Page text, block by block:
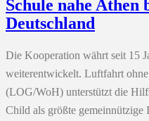
Schule nahe Athen
Deutschland
Die Kooperation währt seit 15
weiterentwickelt. Luftfahrt
(LOG/WoH) unterstützt die
Child als größte gemeinnützige